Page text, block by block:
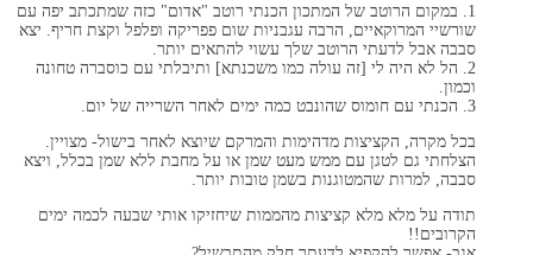
1. במקום הרוטב של המתכון הכנתי רוטב "אדום" כזה שמתכתב יפה עם
שורשיי המרוקאיים, הרבה עגבניות שום פפריקה ופלפל וקצת חריף. יצא
סבבה אבל לדעתי הרוטב שלך עשוי להתאים יותר.
2. הל לא היה לי [זה עולה כמו משכנתא] ותיבלתי עם כוסברה טחונה
וכמון.
3. הכנתי עם חומוס שהונבט כמה ימים לאחר השרייה של יום.
בכל מקרה, הקציצות מדהימות והמרקם שיוצא לאחר בישול- מצויין.
הצלחתי גם לטגן עם ממש מעט שמן או על מחבת ללא שמן בכלל, ויצא
סבבה, למרות שהמטוגנות בשמן טובות יותר.
תודה על מלא מלא קציצות מהממות שיחזיקו אותי שבעה לכמה ימים
הקרובים!!